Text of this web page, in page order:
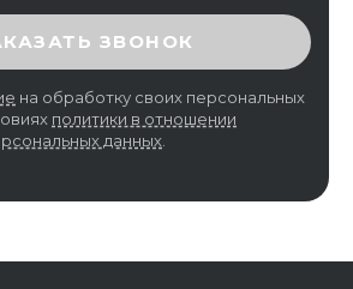
КОД
ЗВОНОК
на обработку своих персональных
политики в отношении
данных